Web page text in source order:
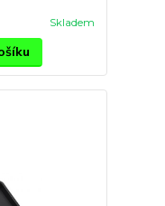
Skladem